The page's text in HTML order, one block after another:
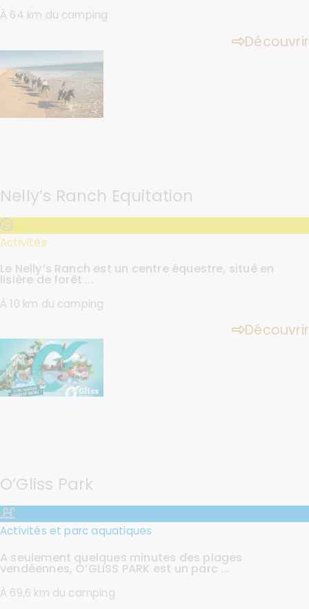
À 64 km du camping
Découvrir
Nelly’s Ranch Equitation
Activités
Le Nelly’s Ranch est un centre équestre, situé en
lisière de forêt ...
À 10 km du camping
Découvrir
O’Gliss Park
Activités et parc aquatiques
A seulement quelques minutes des plages
vendéennes, O’GLISS PARK est un parc ...
À 69,6 km du camping